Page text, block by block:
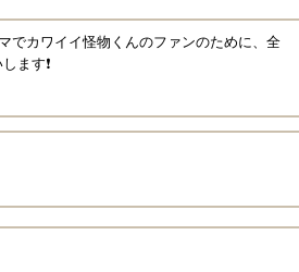
でカワイイ怪物くんのファンのために、全
ます❗️